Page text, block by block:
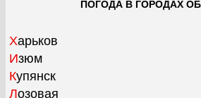
ПОГОДА В ГОРОДАХ
Харьков
Изюм
Купянск
Лозовая